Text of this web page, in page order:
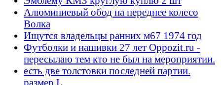
Алюминиевый обод на переднее колесо
Волка
Ищутся владельцы ранних м67 1974 год
Футболки и нашивки 27 лет Oppozit.ru -
пересылаю тем кто не был на мероприятии.
есть две толстовки последней партии.
размер L